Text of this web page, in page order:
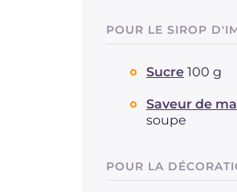
POUR LE SIROP
Sucre 100 g
Saveur de
soupe
POUR LA